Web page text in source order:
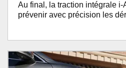
Au final, la traction intégrale i-
prévenir avec précision les